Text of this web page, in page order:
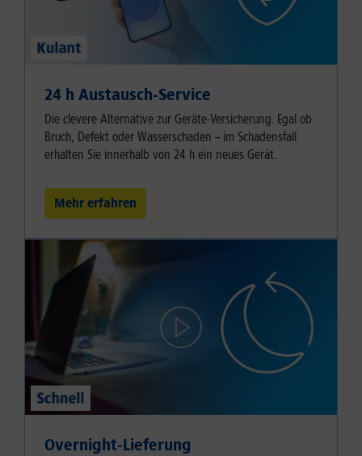
24 h Austausch-Service
Die clevere Alternative zur Geräte-Versicherung. Egal ob
Bruch, Defekt oder Wasserschaden – im Schadensfall
erhalten Sie innerhalb von 24 h ein neues Gerät.
Mehr erfahren
Overnight-Lieferung